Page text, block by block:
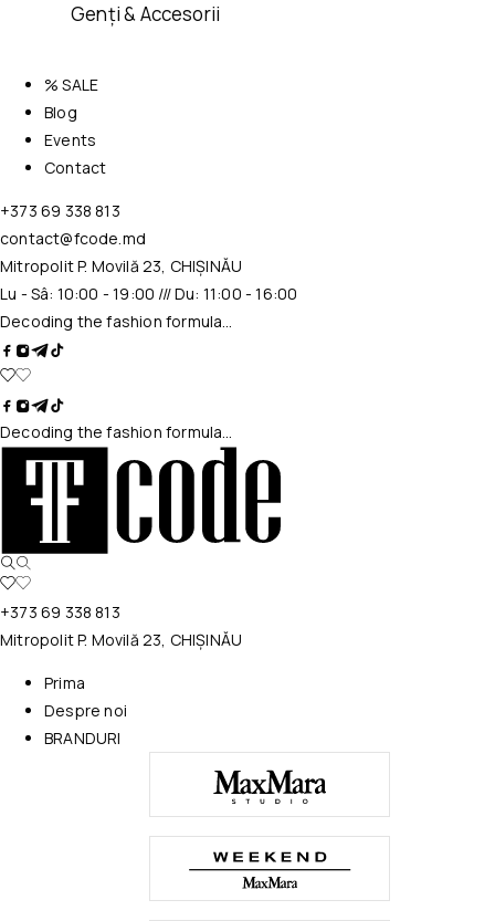
Genți & Accesorii
% SALE
Blog
Events
Contact
+373 69 338 813
contact@fcode.md
Mitropolit P. Movilă 23, CHIȘINĂU
Lu - Sâ: 10:00 - 19:00 /// Du: 11:00 - 16:00
Decoding the fashion formula…
Decoding the fashion formula…
+373 69 338 813
Mitropolit P. Movilă 23, CHIȘINĂU
Prima
Despre noi
BRANDURI